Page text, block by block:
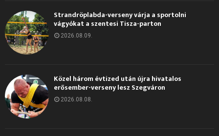
Strandröplabda-verseny várja a sportolni
vágyókat a szentesi Tisza-parton
2026.08.09.
Közel három évtized után újra hivatalos
erősember-verseny lesz Szegváron
2026.08.08.